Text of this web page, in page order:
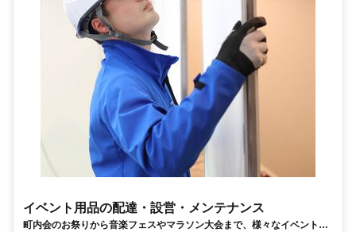
イベント用品の配達・設営・メンテナンス
町内会のお祭りから音楽フェスやマラソン大会まで、様々なイベントに